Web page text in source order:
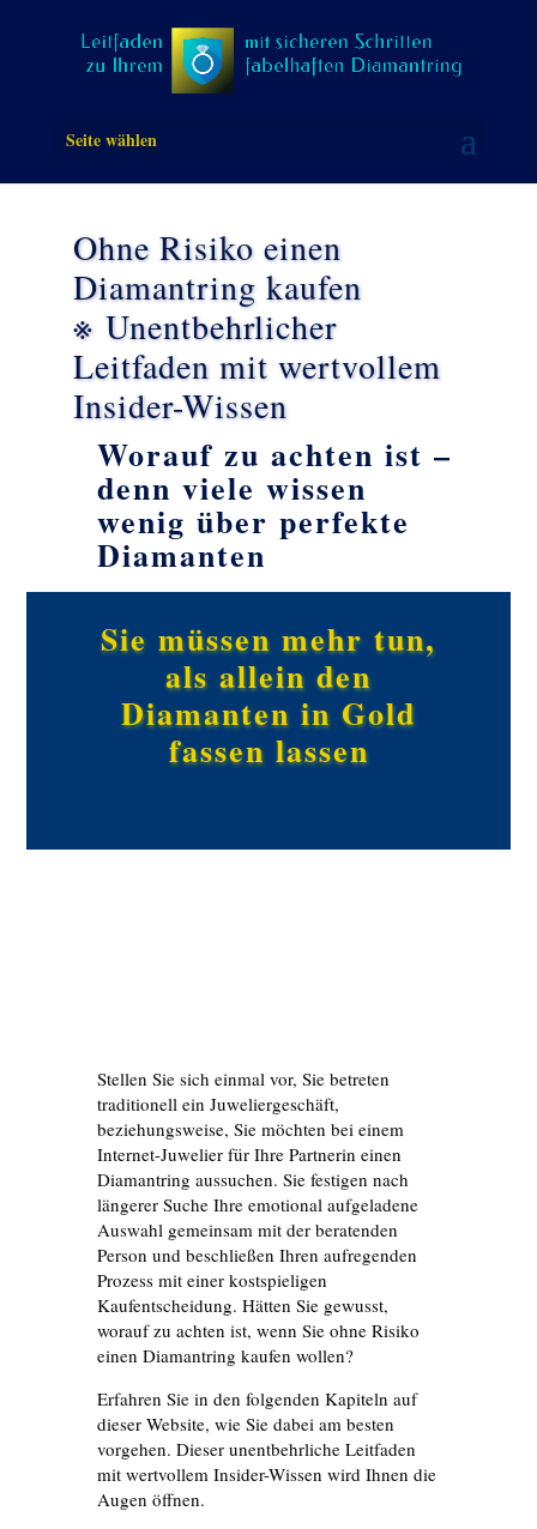
Seite wählen
Ohne Risiko einen
Diamantring kaufen
※ Unentbehrlicher
Leitfaden mit wertvollem
Insider-Wissen
Worauf zu achten ist –
denn viele wissen
wenig über perfekte
Diamanten
Sie müssen mehr tun,
als allein den
Diamanten in Gold
fassen lassen
Stellen Sie sich einmal vor, Sie betreten
traditionell ein Juweliergeschäft,
beziehungsweise, Sie möchten bei einem
Internet-Juwelier für Ihre Partnerin einen
Diamantring aussuchen. Sie festigen nach
längerer Suche Ihre emotional aufgeladene
Auswahl gemeinsam mit der beratenden
Person und beschließen Ihren aufregenden
Prozess mit einer kostspieligen
Kaufentscheidung. Hätten Sie gewusst,
worauf zu achten ist, wenn Sie ohne Risiko
einen Diamantring kaufen wollen?
Erfahren Sie in den folgenden Kapiteln auf
dieser Website, wie Sie dabei am besten
vorgehen. Dieser unentbehrliche Leitfaden
mit wertvollem Insider-Wissen wird Ihnen die
Augen öffnen.